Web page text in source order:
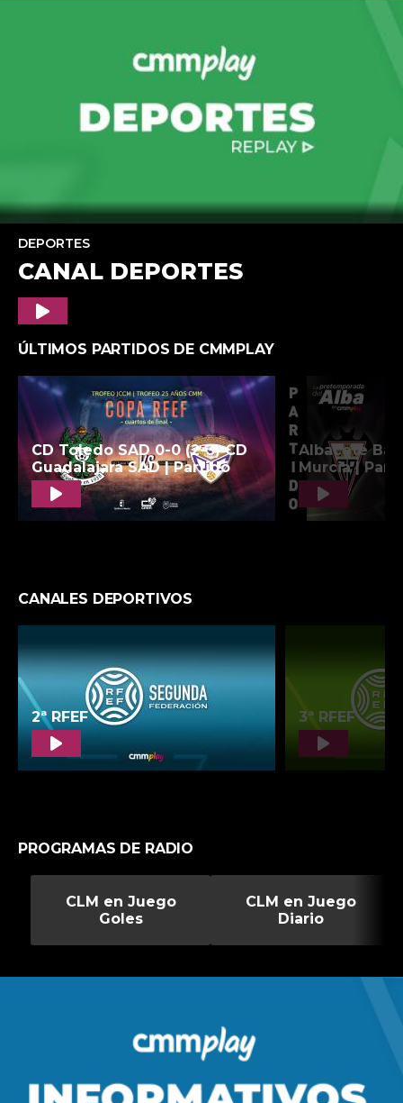
DEPORTES
CANAL DEPORTES
Play
ÚLTIMOS PARTIDOS DE CMMPLAY
CANALES DEPORTIVOS
PROGRAMAS DE RADIO
CLM en Juego
Goles
CLM en Juego
Diario